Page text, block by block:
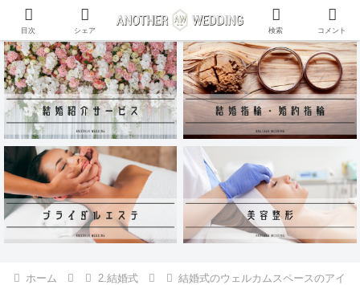
ANOTHER WEDDING~RING~のInstagramアカウントがリリース♪
ホーム 2.結婚式
結婚式のウェルカムスペースのアイ
目次 シェア 検索 コメント